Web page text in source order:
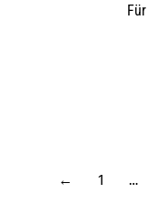
← 1 …